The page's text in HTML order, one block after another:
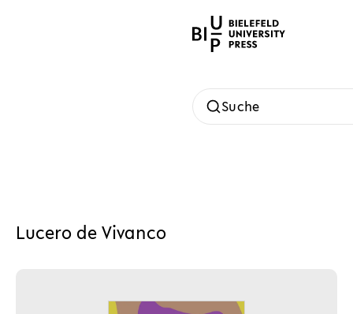
Suche
Lucero de Vivanco